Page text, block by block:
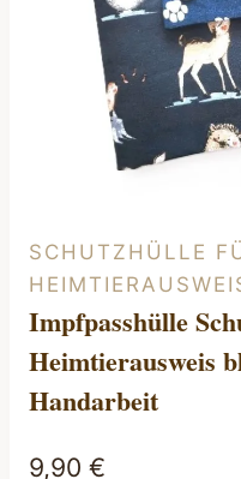
SCHUTZHÜLLE
Impfpasshülle
Heimtierausweis
Handarbeit
9,90 €